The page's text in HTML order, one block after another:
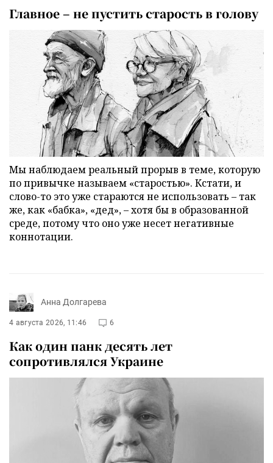
Главное – не пустить старость в голову
Мы наблюдаем реальный прорыв в теме, которую
по привычке называем «старостью». Кстати, и
слово-то это уже стараются не использовать – так
же, как «бабка», «дед», – хотя бы в образованной
среде, потому что оно уже несет негативные
коннотации.
Анна Долгарева
4 августа 2026, 11:46 6
Как один панк десять лет
сопротивлялся Украине